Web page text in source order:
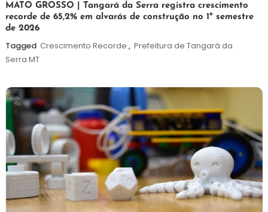
5
de
agosto
de
2026
Maurilio
MATO GROSSO | Tangará da Serra registra crescimento
recorde de 65,2% em alvarás de construção no 1º semestre
de 2026
Tagged Crescimento Recorde , Prefeitura de Tangará da
Serra MT